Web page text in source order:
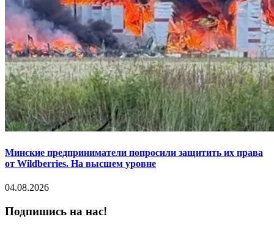
Минские предприниматели попросили защитить их права
от Wildberries. На высшем уровне
04.08.2026
Подпишись на нас!